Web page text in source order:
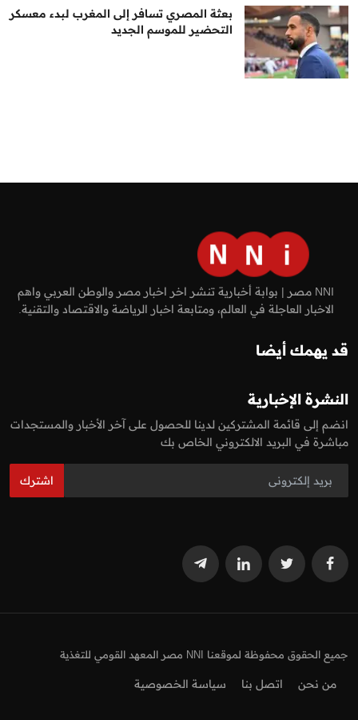
بعثة المصري تسافر إلى المغرب لبدء معسكر
التحضير للموسم الجديد
NNI مصر | بوابة أخبارية تنشر اخر اخبار مصر والوطن العربي واهم
الاخبار العاجلة في العالم، ومتابعة اخبار الرياضة والاقتصاد والتقنية.
قد يهمك أيضا
النشرة الإخبارية
انضم إلى قائمة المشتركين لدينا للحصول على آخر الأخبار والمستجدات
مباشرة في البريد الالكتروني الخاص بك
اشترك
جميع الحقوق محفوظة لموقعنا NNI مصر المعهد القومي للتغذية
من نحن اتصل بنا سياسة الخصوصية